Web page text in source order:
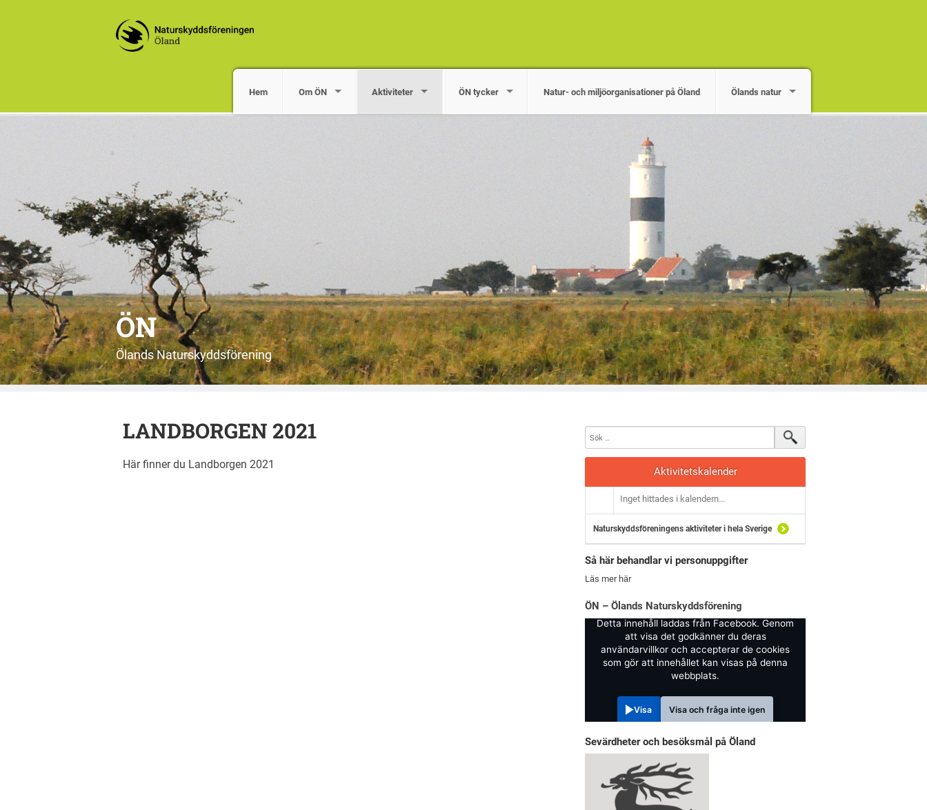
Hem Om ÖN Aktiviteter ÖN tycker Natur- och miljöorganisationer på Öland Ölands natur
ÖN
Ölands Naturskyddsförening
LANDBORGEN 2021
Här finner du Landborgen 2021
Aktivitetskalender
Inget hittades i kalendern...
Naturskyddsföreningens aktiviteter i hela Sverige
Så här behandlar vi personuppgifter
Läs mer här
ÖN – Ölands Naturskyddsförening
Detta innehåll laddas från Facebook. Genom
att visa det godkänner du deras
användarvillkor och accepterar de cookies
som gör att innehållet kan visas på denna
webbplats.
Visa Visa och fråga inte igen
Sevärdheter och besöksmål på Öland